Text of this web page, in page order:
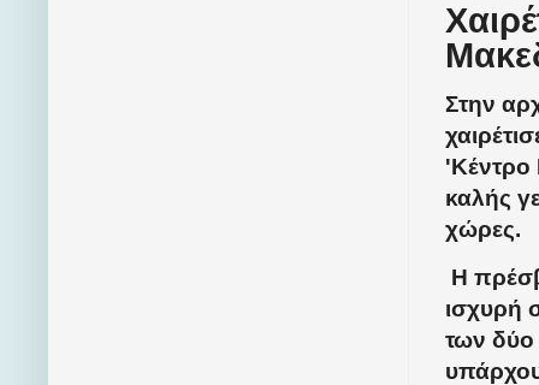
Στην
'Κέντρο
καλής
χώρες.
Η
ισχυρή
των δύο